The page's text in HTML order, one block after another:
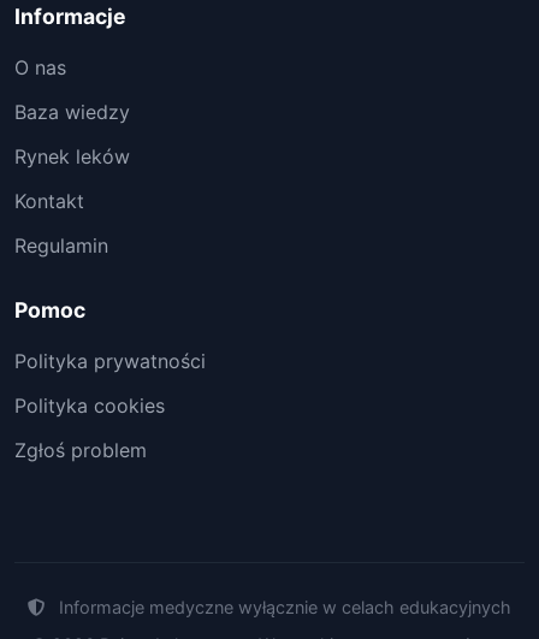
Informacje
O nas
Baza wiedzy
Rynek leków
Kontakt
Regulamin
Pomoc
Polityka prywatności
Polityka cookies
Zgłoś problem
Informacje medyczne wyłącznie w celach edukacyjnych